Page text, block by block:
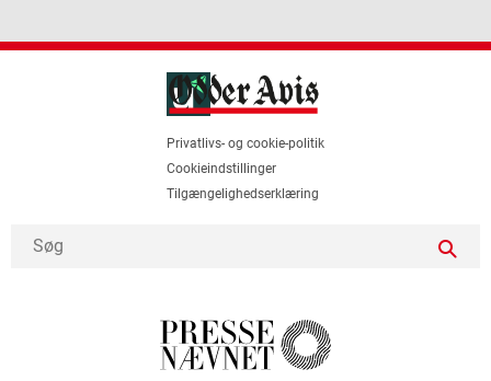
Privatlivs- og cookie-politik
Cookieindstillinger
Tilgængelighedserklæring